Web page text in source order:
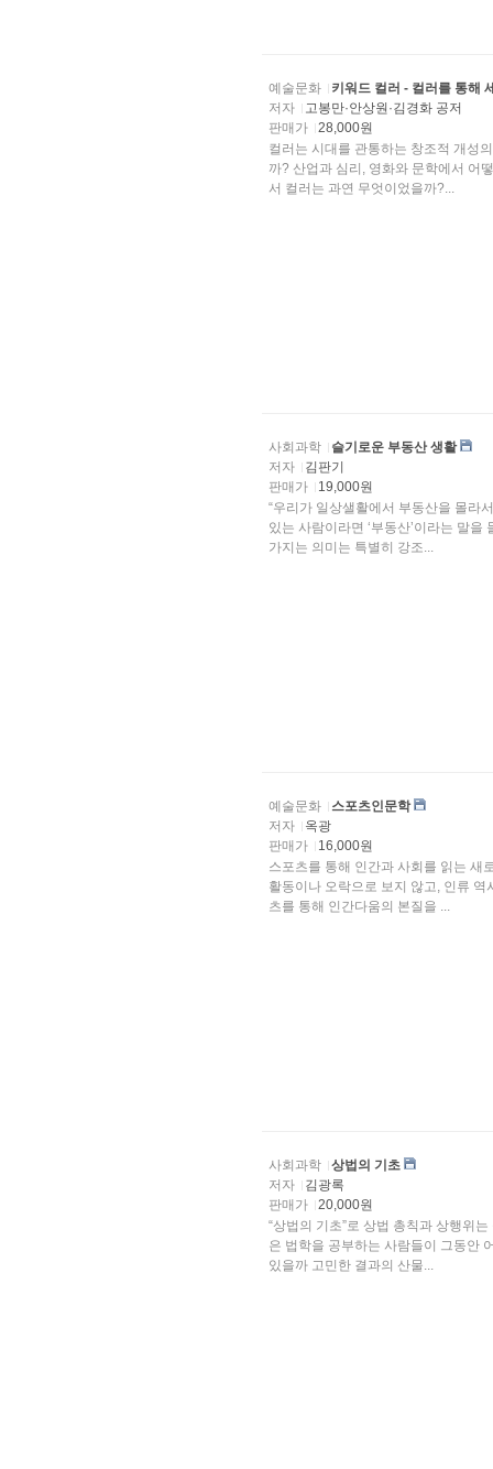
예술문화
키워드 컬러 - 컬러를 통해
저자
고봉만·안상원·김경화 공저
판매가
28,000원
컬러는 시대를 관통하는 창조적 개성
까? 산업과 심리, 영화와 문학에서 어
서 컬러는 과연 무엇이었을까?...
사회과학
슬기로운 부동산 생활
저자
김판기
판매가
19,000원
“우리가 일상샐활에서 부동산을 몰라
있는 사람이라면 ‘부동산’이라는 말
가지는 의미는 특별히 강조...
예술문화
스포츠인문학
저자
옥광
판매가
16,000원
스포츠를 통해 인간과 사회를 읽는 새
활동이나 오락으로 보지 않고, 인류
츠를 통해 인간다움의 본질을 ...
사회과학
상법의 기초
저자
김광록
판매가
20,000원
“상법의 기초”로 상법 총칙과 상행위
은 법학을 공부하는 사람들이 그동안
있을까 고민한 결과의 산물...